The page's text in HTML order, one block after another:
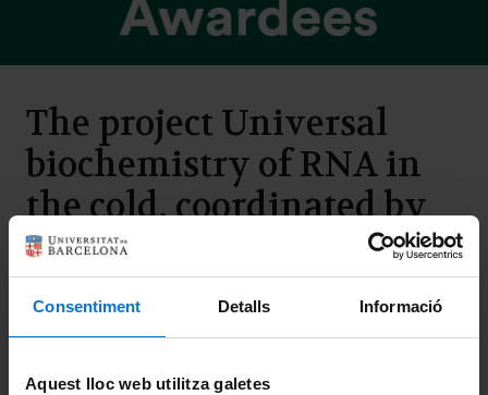
Consentiment Detalls Informació
Aquest lloc web utilitza galetes
The project Universal
biochemistry of RNA in
the cold, coordinated by
Prof. Fèlix Ritort has been
awarded with the Human
Frontiers Science
Program (HFSP)